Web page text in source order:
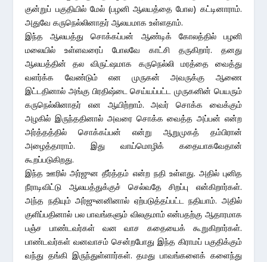
குன்றுப் பகுதியில் மேல் (பழனி ஆலயத்தை போல) கட்டினாராம்.
அதுவே கருநெல்லினாதர் ஆலயமாக உள்ளதாம்.
இந்த ஆலயத்து சொக்கப்பன் ஆண்டிக் கோலத்தில் பழனி
மலையில் உள்ளவரைப் போலவே காட்சி தருகிறார். தனது
ஆலயத்தின் தல விருட்ஷமாக கருநெல்லி மரத்தை வைத்து
வளர்க்க வேண்டும் என முருகன் அவருக்கு ஆணை
இட்டதினால் அங்கு பிரதிஷ்டை செய்யப்பட்ட முருகனின் பெயரும்
கருநெல்லினாதர் என ஆயிற்றாம். அவர் சொக்க வைக்கும்
அழகில் இருந்ததினால் அவரை சொக்க வைத்த அப்பன் என்ற
அர்த்தத்தில் சொக்கப்பன் என்று ஆறுமுகத் தம்பிரான்
அழைத்தாராம். இது வாய்மொழிக் கதையாகவேதான்
கூறப்படுகிறது.
இந்த ஊரில் அர்ஜுன தீர்த்தம் என்ற நதி உள்ளது. அதில் புனித
நீராடிவிட்டு ஆலயத்துக்குச் செல்வதே சிறப்பு என்கிறார்கள்.
அந்த நதியும் அர்ஜுனனினால் ஏற்படுத்தப்பட்ட நதியாம். அதில்
குளிப்பதினால் பல பாவங்களும் விலகுமாம் என்பதற்கு ஆதாரமாக
பஞ்ச பாண்டவர்கள் வன வாச கதையைக் கூறுகிறார்கள்.
பாண்டவர்கள் வனவாசம் சென்றபோது இந்த கிராமப் பகுதிக்கும்
வந்து தங்கி இருந்துள்ளார்கள். தமது பாவங்களைக் களைந்து